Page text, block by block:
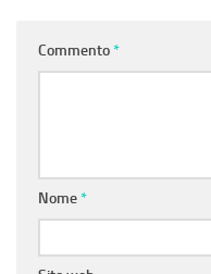
Commento*
Nome*